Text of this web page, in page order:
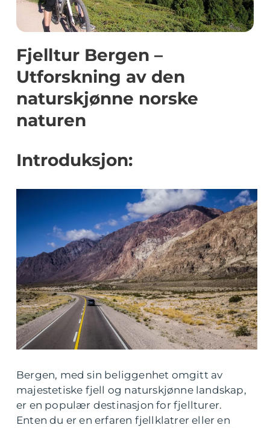
Fjelltur Bergen –
Utforskning av den
naturskjønne norske
naturen
Introduksjon:
Bergen, med sin beliggenhet omgitt av
majestetiske fjell og naturskjønne landskap,
er en populær destinasjon for fjellturer.
Enten du er en erfaren fjellklatrer eller en